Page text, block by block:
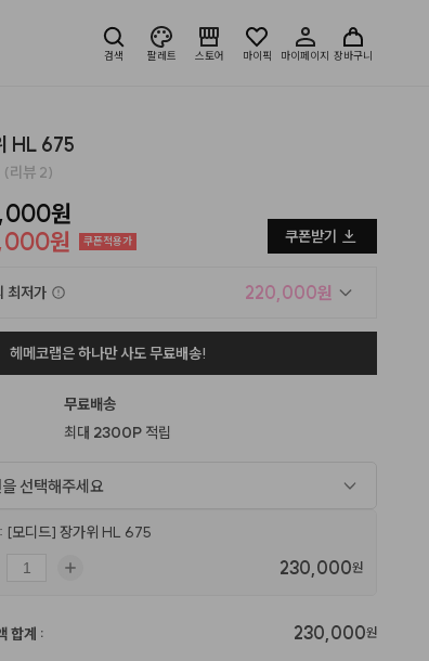
검색 팔레트 스토어 마이픽 마이페이지 장바구니
HL 675
(리뷰 2)
원
원
쿠폰적용가 쿠폰받기
최저가 220,000원
헤메코랩은 하나만 사도 무료배송!
무료배송
최대 2300P 적립
선택해주세요
[모디드] 장가위 HL 675
230,000원
합계 : 230,000원